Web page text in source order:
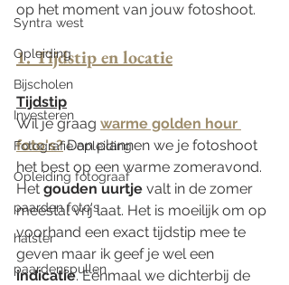
Syntra west
Opleiding
Bijscholen
Investeren
Fotografie opleiding
Opleiding fotograaf
paarden foto's
halster
paardenspullen
op het moment van jouw fotoshoot.
1. Tijdstip en locatie
Tijdstip
Wil je graag warme golden hour
foto's? Dan plannen we je fotoshoot
het best op een warme zomeravond.
Het gouden uurtje valt in de zomer
meestal vrij laat. Het is moeilijk om op
voorhand een exact tijdstip mee te
geven maar ik geef je wel een
indicatie. Eénmaal we dichterbij de